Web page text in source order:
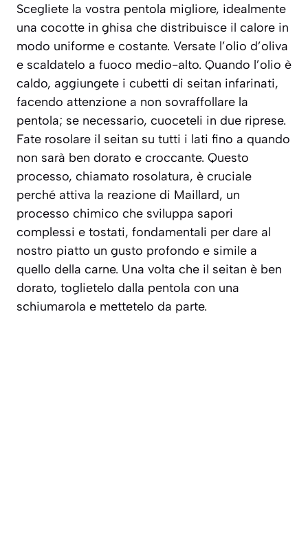
Scegliete la vostra pentola migliore, idealmente
una cocotte in ghisa che distribuisce il calore in
modo uniforme e costante. Versate l’olio d’oliva
e scaldatelo a fuoco medio-alto. Quando l’olio è
caldo, aggiungete i cubetti di seitan infarinati,
facendo attenzione a non sovraffollare la
pentola; se necessario, cuoceteli in due riprese.
Fate rosolare il seitan su tutti i lati fino a quando
non sarà ben dorato e croccante. Questo
processo, chiamato rosolatura, è cruciale
perché attiva la reazione di Maillard, un
processo chimico che sviluppa sapori
complessi e tostati, fondamentali per dare al
nostro piatto un gusto profondo e simile a
quello della carne. Una volta che il seitan è ben
dorato, toglietelo dalla pentola con una
schiumarola e mettetelo da parte.